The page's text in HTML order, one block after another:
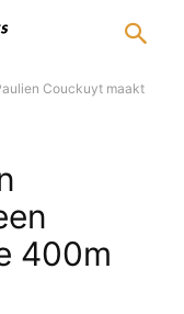
Couckuyt maakt
400m